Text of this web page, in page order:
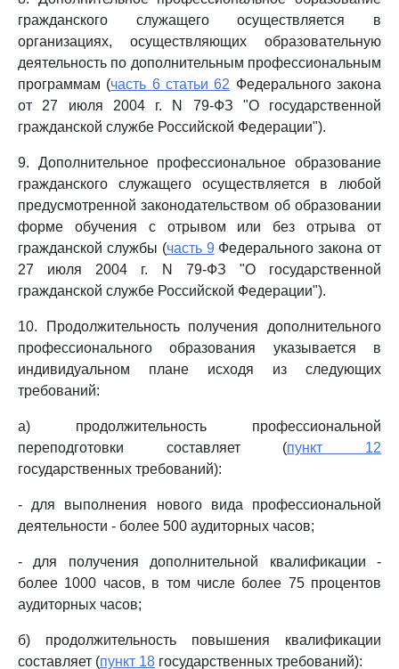
гражданского служащего осуществляется в
организациях, осуществляющих образовательную
деятельность по дополнительным профессиональным
программам (часть 6 статьи 62 Федерального закона
от 27 июля 2004 г. N 79-ФЗ "О государственной
гражданской службе Российской Федерации").
9. Дополнительное профессиональное образование
гражданского служащего осуществляется в любой
предусмотренной законодательством об образовании
форме обучения с отрывом или без отрыва от
гражданской службы (часть 9 Федерального закона от
27 июля 2004 г. N 79-ФЗ "О государственной
гражданской службе Российской Федерации").
10. Продолжительность получения дополнительного
профессионального образования указывается в
индивидуальном плане исходя из следующих
требований:
а) продолжительность профессиональной
переподготовки составляет (пункт 12
государственных требований):
- для выполнения нового вида профессиональной
деятельности - более 500 аудиторных часов;
- для получения дополнительной квалификации -
более 1000 часов, в том числе более 75 процентов
аудиторных часов;
б) продолжительность повышения квалификации
составляет (пункт 18 государственных требований):